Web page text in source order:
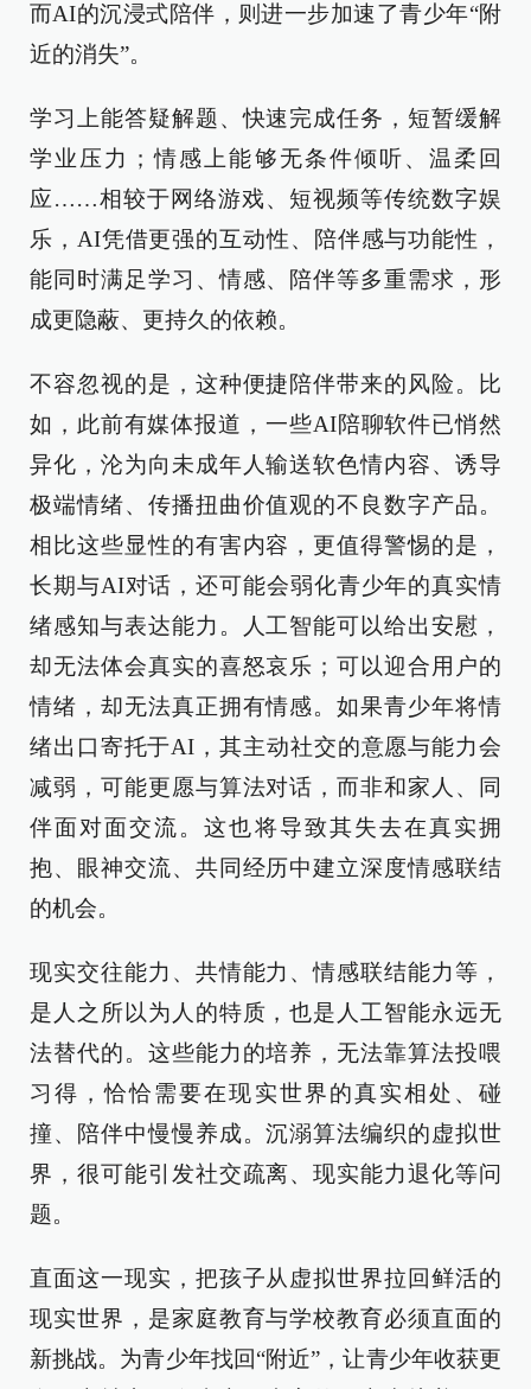
而AI的沉浸式陪伴，则进一步加速了青少年“附
近的消失”。
学习上能答疑解题、快速完成任务，短暂缓解
学业压力；情感上能够无条件倾听、温柔回
应……相较于网络游戏、短视频等传统数字娱
乐，AI凭借更强的互动性、陪伴感与功能性，
能同时满足学习、情感、陪伴等多重需求，形
成更隐蔽、更持久的依赖。
不容忽视的是，这种便捷陪伴带来的风险。比
如，此前有媒体报道，一些AI陪聊软件已悄然
异化，沦为向未成年人输送软色情内容、诱导
极端情绪、传播扭曲价值观的不良数字产品。
相比这些显性的有害内容，更值得警惕的是，
长期与AI对话，还可能会弱化青少年的真实情
绪感知与表达能力。人工智能可以给出安慰，
却无法体会真实的喜怒哀乐；可以迎合用户的
情绪，却无法真正拥有情感。如果青少年将情
绪出口寄托于AI，其主动社交的意愿与能力会
减弱，可能更愿与算法对话，而非和家人、同
伴面对面交流。这也将导致其失去在真实拥
抱、眼神交流、共同经历中建立深度情感联结
的机会。
现实交往能力、共情能力、情感联结能力等，
是人之所以为人的特质，也是人工智能永远无
法替代的。这些能力的培养，无法靠算法投喂
习得，恰恰需要在现实世界的真实相处、碰
撞、陪伴中慢慢养成。沉溺算法编织的虚拟世
界，很可能引发社交疏离、现实能力退化等问
题。
直面这一现实，把孩子从虚拟世界拉回鲜活的
现实世界，是家庭教育与学校教育必须直面的
新挑战。为青少年找回“附近”，让青少年收获更